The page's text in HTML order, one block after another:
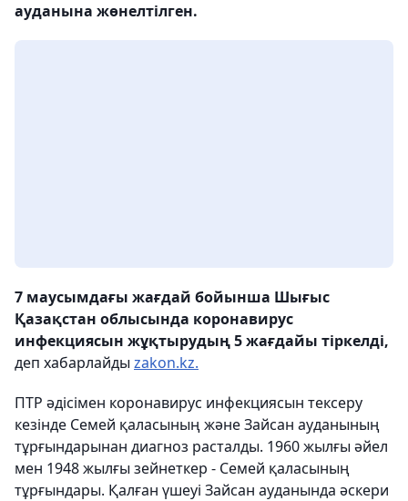
ауданына жөнелтілген.
7 маусымдағы жағдай бойынша Шығыс
Қазақстан облысында коронавирус
инфекциясын жұқтырудың 5 жағдайы тіркелді,
деп хабарлайды zakon.kz.
ПТР әдісімен коронавирус инфекциясын тексеру
кезінде Семей қаласының және Зайсан ауданының
тұрғындарынан диагноз расталды. 1960 жылғы әйел
мен 1948 жылғы зейнеткер - Семей қаласының
тұрғындары. Қалған үшеуі Зайсан ауданында әскери